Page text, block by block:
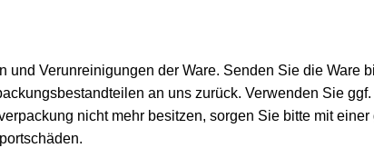
und Verunreinigungen der Ware. Senden Sie die Ware
an uns zurück. Verwenden Sie
nicht mehr besitzen, sorgen Sie bitte mit